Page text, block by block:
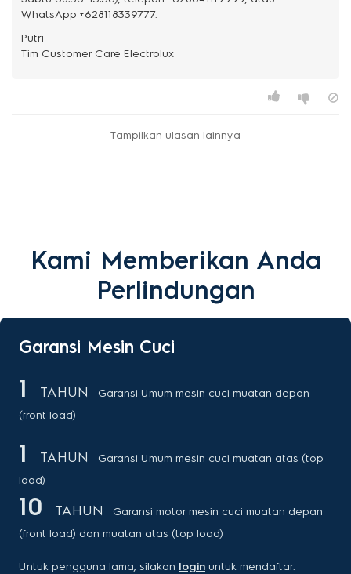
WhatsApp +628118339777.
Putri
Tampilkan ulasan lainnya
Kami Memberikan Anda
Perlindungan
Garansi Mesin Cuci
1 TAHUN
Garansi Umum mesin cuci muatan depan
(front load)
1 TAHUN
Garansi Umum mesin cuci muatan atas (top
load)
10 TAHUN
Garansi motor mesin cuci muatan depan
(front load) dan muatan atas (top load)
Untuk pengguna lama, silakan login untuk mendaftar.